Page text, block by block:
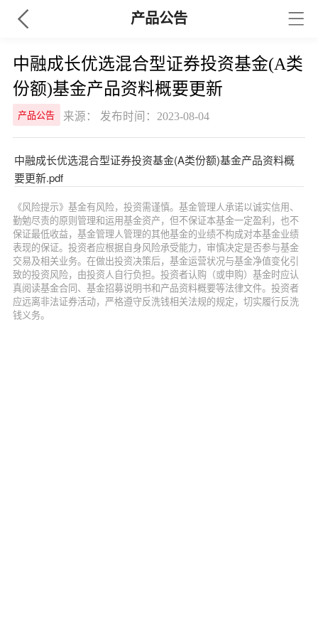
产品公告
中融成长优选混合型证券投资基金(A类
份额)基金产品资料概要更新
产品公告 来源： 发布时间：2023-08-04
中融成长优选混合型证券投资基金(A类份额)基金产品资料概
要更新.pdf
《风险提示》基金有风险，投资需谨慎。基金管理人承诺以诚实信用、
勤勉尽责的原则管理和运用基金资产，但不保证本基金一定盈利，也不
保证最低收益，基金管理人管理的其他基金的业绩不构成对本基金业绩
表现的保证。投资者应根据自身风险承受能力，审慎决定是否参与基金
交易及相关业务。在做出投资决策后，基金运营状况与基金净值变化引
致的投资风险，由投资人自行负担。投资者认购（或申购）基金时应认
真阅读基金合同、基金招募说明书和产品资料概要等法律文件。投资者
应远离非法证券活动，严格遵守反洗钱相关法规的规定，切实履行反洗
钱义务。